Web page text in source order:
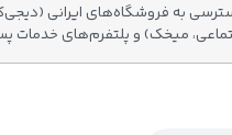
به فروشگاه‌های ایرانی
میخک) و پلتفرم‌های خدمات